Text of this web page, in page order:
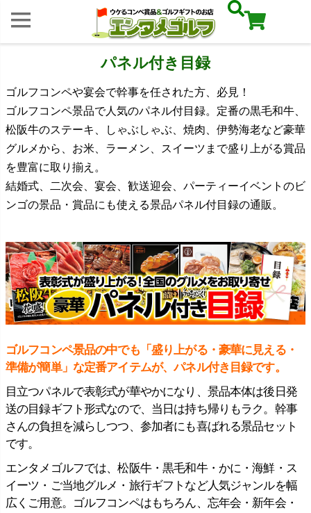
パネル付き目録
ゴルフコンペや宴会で幹事を任された方、必見！
ゴルフコンペ景品で人気のパネル付目録。定番の黒毛和牛、
松阪牛のステーキ、しゃぶしゃぶ、焼肉、伊勢海老など豪華
グルメから、お米、ラーメン、スイーツまで盛り上がる賞品
を豊富に取り揃え。
結婚式、二次会、宴会、歓送迎会、パーティーイベントのビ
ンゴの景品・賞品にも使える景品パネル付目録の通販。
ゴルフコンペ景品の中でも「盛り上がる・豪華に見える・
準備が簡単」な定番アイテムが、パネル付き目録です。
目立つパネルで表彰式が華やかになり、景品本体は後日発
送の目録ギフト形式なので、当日は持ち帰りもラク。幹事
さんの負担を減らしつつ、参加者にも喜ばれる景品セット
です。
エンタメゴルフでは、松阪牛・黒毛和牛・かに・海鮮・ス
イーツ・ご当地グルメ・旅行ギフトなど人気ジャンルを幅
広くご用意。ゴルフコンペはもちろん、忘年会・新年会・